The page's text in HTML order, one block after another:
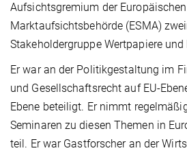
Aufsichtsgremium der
Marktaufsichtsbehörde (ESMA)
Stakeholdergruppe Wertpapiere und
Er war an der Politikgestaltung im
und Gesellschaftsrecht auf EU-
Ebene beteiligt. Er nimmt
Seminaren zu diesen Themen in
teil. Er war Gastforscher an der